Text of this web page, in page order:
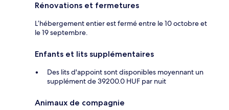
Rénovations et fermetures
L’hébergement entier est fermé entre le 10 octobre et
le 19 septembre.
Enfants et lits supplémentaires
Des lits d'appoint sont disponibles moyennant un
supplément de 39200.0 HUF par nuit
Animaux de compagnie